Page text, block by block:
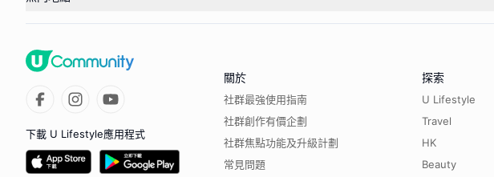
下載 U Lifestyle應用程式
關於
社群最強使用指南
社群創作有價企劃
社群焦點功能及升級計劃
常見問題
探索
U Lifestyle
Travel
HK
Beauty